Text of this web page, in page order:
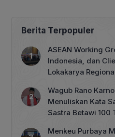
Berita Terpopuler
ASEAN Working
Indonesia, dan
Lokakarya
Wagub Rano
Menuliskan Kata
Sastra Betawi 100
Menkeu Purbaya